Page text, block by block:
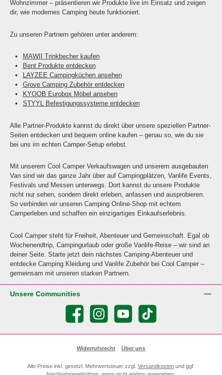
Wohnzimmer – präsentieren wir Produkte live im Einsatz und zeigen
dir, wie modernes Camping heute funktioniert.
Zu unseren Partnern gehören unter anderem:
MAWII Trinkbecher kaufen
Bent Produkte entdecken
LAYZEE Campingküchen ansehen
Grove Camping Zubehör entdecken
KYOOB Eurobox Möbel ansehen
STYYL Befestigungssysteme entdecken
Alle Partner-Produkte kannst du direkt über unsere speziellen Partner-
Seiten entdecken und bequem online kaufen – genau so, wie du sie
bei uns im echten Camper-Setup erlebst.
Mit unserem Cool Camper Verkaufswagen und unserem ausgebauten
Van sind wir das ganze Jahr über auf Campingplätzen, Vanlife Events,
Festivals und Messen unterwegs. Dort kannst du unsere Produkte
nicht nur sehen, sondern direkt erleben, anfassen und ausprobieren.
So verbinden wir unseren Camping Online-Shop mit echtem
Camperleben und schaffen ein einzigartiges Einkaufserlebnis.
Cool Camper steht für Freiheit, Abenteuer und Gemeinschaft. Egal ob
Wochenendtrip, Campingurlaub oder große Vanlife-Reise – wir sind an
deiner Seite. Starte jetzt dein nächstes Camping-Abenteuer und
entdecke Camping Kleidung und Vanlife Zubehör bei Cool Camper –
gemeinsam mit unseren starken Partnern.
Unsere Communities
Facebook Instagram YouTube TikTok
Widerrufsrecht Über uns
Alle Preise inkl. gesetzl. Mehrwertsteuer zzgl. Versandkosten und ggf.